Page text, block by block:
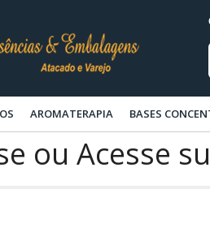
AROMATERAPIA BASES
ou Acesse